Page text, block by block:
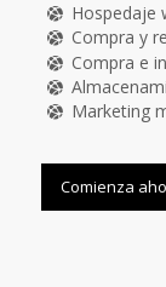
Hospedaje
Compra y
Compra e
Marketing
Comienza